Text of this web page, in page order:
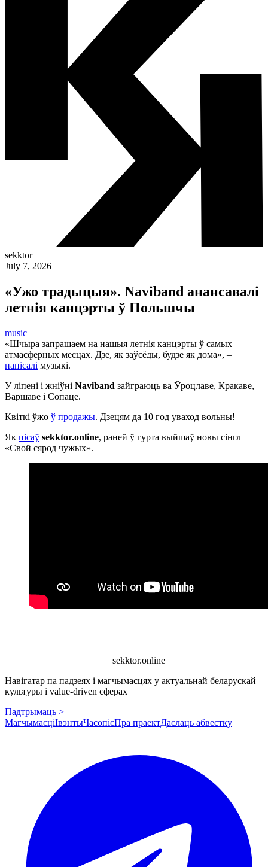
sekktor
July 7, 2026
«Ужо традыцыя». Naviband анансавалі
летнія канцэрты ў Польшчы
music
«Шчыра запрашаем на нашыя летнія канцэрты ў самых
атмасферных месцах. Дзе, як заўсёды, будзе як дома», –
напісалі музыкі.
У ліпені і жніўні Naviband зайграюць ва Ўроцлаве, Кракаве,
Варшаве і Сопаце.
Квіткі ўжо ў продажы. Дзецям да 10 год уваход вольны!
Як пісаў sekktor.online, раней ў гурта выйшаў новы сінгл
«Свой сярод чужых».
sekktor.online
Навігатар па падзеях і магчымасцях у актуальнай беларускай
культуры і value-driven сферах
Падтрымаць >
МагчымасціІвэнтыЧасопісПра праектДаслаць абвестку